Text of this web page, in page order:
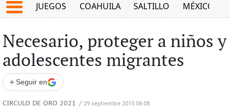
JUEGOS COAHUILA SALTILLO MÉXICO
Necesario, proteger a niños y
adolescentes migrantes
+ Seguir en
CIRCULO DE ORO 2021 / 29 septiembre 2015 06:08